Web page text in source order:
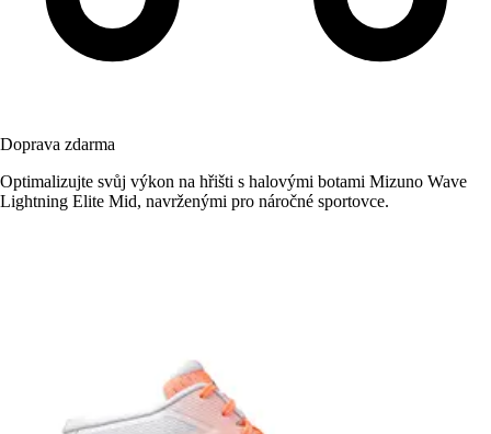
Doprava zdarma
Optimalizujte svůj výkon na hřišti s halovými botami Mizuno Wave
Lightning Elite Mid, navrženými pro náročné sportovce.